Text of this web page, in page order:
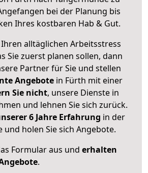
bei der Planung bis
Ihres kostbaren Hab & Gut.
alltäglichen Arbeitsstress
Sie zuerst planen sollen, dann
Partner für Sie und stellen
Angebote in Fürth mit einer
Sie nicht, unsere Dienste in
und lehnen Sie sich zurück.
6 Jahre Erfahrung in der
und holen Sie sich Angebote.
Formular aus und erhalten
.